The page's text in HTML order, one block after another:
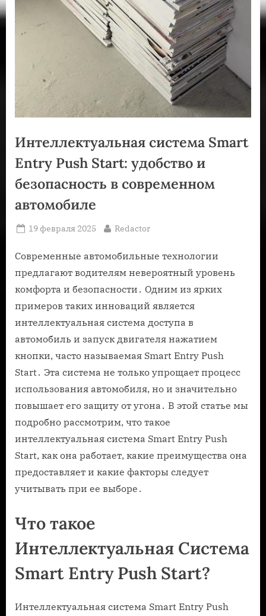
Интеллектуальная система Smart
Entry Push Start: удобство и
безопасность в современном
автомобиле
Posted
19 февраля 2025 By
Redactor
Современные автомобильные технологии
предлагают водителям невероятный уровень
комфорта и безопасности․ Одним из ярких
примеров таких инноваций является
интеллектуальная система доступа в
автомобиль и запуск двигателя нажатием
кнопки, часто называемая Smart Entry Push
Start․ Эта система не только упрощает процесс
использования автомобиля, но и значительно
повышает его защиту от угона․ В этой статье мы
подробно рассмотрим, что такое
интеллектуальная система Smart Entry Push
Start, как она работает, какие преимущества она
предоставляет и какие факторы следует
учитывать при ее выборе․
Что такое
Интеллектуальная Система
Smart Entry Push Start?
Интеллектуальная система Smart Entry Push